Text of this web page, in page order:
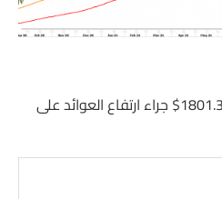
فقد تراجع حتى 1801.30$ جراء ارتفاع العوائد على